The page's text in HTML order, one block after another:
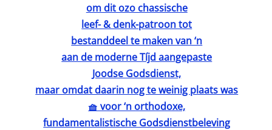
om dit ozo chassische
leef- & denk-patroon tot
bestanddeel te maken van ‘n
aan de moderne Tíjd aangepaste
Joodse Godsdienst,
maar omdat daarin nog te weinig plaats was
🧺 voor ‘n orthodoxe,
fundamentalistische Godsdienstbeleving